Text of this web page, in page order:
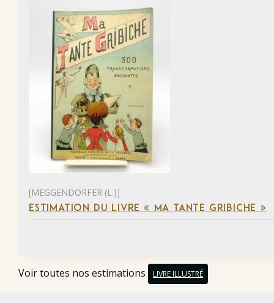
[MEGGENDORFER (L.)]
ESTIMATION DU LIVRE « MA TANTE GRIBICHE »
Voir toutes nos estimations LIVRE ILLUSTRÉ